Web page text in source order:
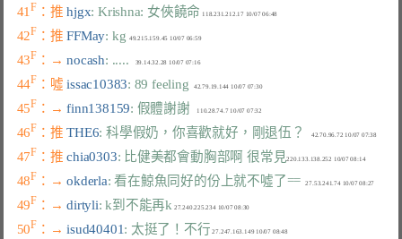
41F ：推 hjgx: Krishna: 女俠饒命
42F ：推 FFMay: kg
  49.215.159.45 10/07 06:59
43F ：→ nocash: .....
    39.14.32.28 10/07 07:16
44F ：噓 issac10383: 89 feeling
   42.79.19.144 10/07 07:30
45F ：→ finn138159: 假體謝謝
46F ：推 THE6: 科學假奶，你喜歡就好，剛退伍？
    42.70.96.72 10/07 07:38
47F ：推 chia0303: 比健美都會動胸部啊 很常見 220.133.138.252 10/07 08:14
48F ：→ okderla: 看在鯨魚同好的份上就不噓了==
49F ：→ dirtyli: k到不能再k
50F ：→ isud40401: 太挺了！不行 27.247.163.149 10/07 08:48